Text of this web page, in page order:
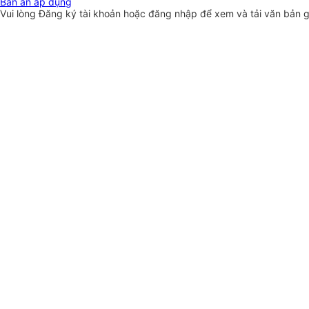
Vui lòngĐăng ký tài khoản hoặc đăng nhập để xem và tải văn bản